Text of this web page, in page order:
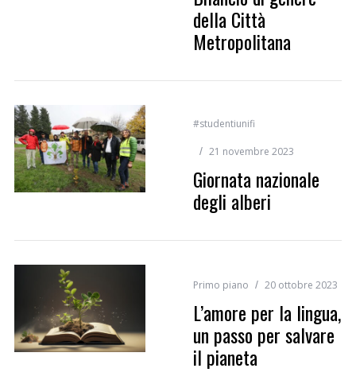
della Città
Metropolitana
#studentiunifi
21 novembre 2023
Giornata nazionale
degli alberi
Primo piano 20 ottobre 2023
L’amore per la lingua,
un passo per salvare
il pianeta